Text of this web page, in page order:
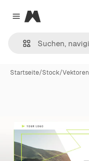
Close menu
Magnific
Startseite/Stock/Vektoren